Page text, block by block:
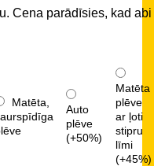
Cena parādīsies, kad abi
Matēta,
Auto
plēve
(+50%)
Matēta
plēve
ar ļoti
stipru
līmi
(+45%)